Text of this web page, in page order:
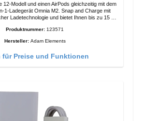
12-Modell und einen AirPods gleichzeitig mit dem
Omnia M2. Snap and Charge mit
Ladetechnologie und bietet Ihnen bis zu 15 W
mit einstellbarem Ladewinkel eine einfache
Ladeleistung von bis zu 15 W für schnelles
iPhone bequem vertikal oder horizontal auf Auf
Produktnummer: 123571
Hersteller: Adam Elements
für Preise und Funktionen